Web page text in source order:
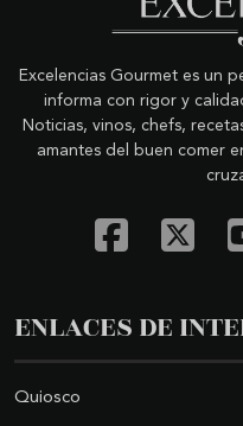
Excelencias Gourmet es un
informa con rigor y
Noticias, vinos, chefs,
amantes del buen comer
ENLACES DE
Quiosco